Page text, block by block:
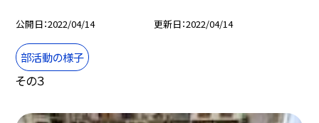
公開日 2022/04/14 更新日 2022/04/14
部活動の様子
その３